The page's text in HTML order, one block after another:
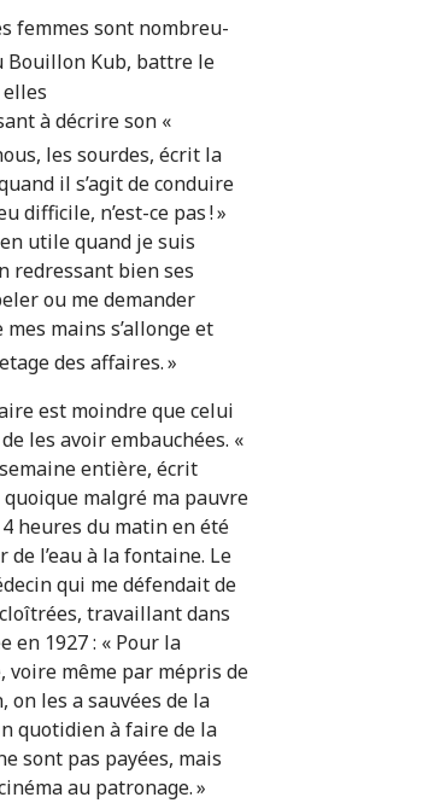
femmes sont nom­­breu­­
Bouillon Kub, battre le
à décrire son «
les sourdes, écrit la
il s’agit de conduire
n’est-ce pas ! »
utile quand je suis
redressant bien ses
ou me demander
mains s’allonge et
des affaires. »
est moindre que celui
les avoir embauchées. «
entière, écrit
malgré ma pauvre
heures du matin en été
l’eau à la fontaine. Le
qui me défendait de
travaillant dans
en 1927 : « Pour la
même par mépris de
on les a sauvées de la
quotidien à faire de la
sont pas payées, mais
au patronage. »